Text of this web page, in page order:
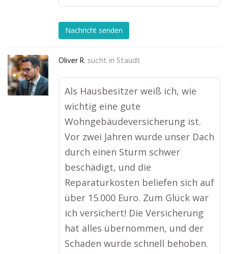
Nachricht senden
Oliver R. sucht in Staudt
Als Hausbesitzer weiß ich, wie
wichtig eine gute
Wohngebäudeversicherung ist.
Vor zwei Jahren wurde unser Dach
durch einen Sturm schwer
beschädigt, und die
Reparaturkosten beliefen sich auf
über 15.000 Euro. Zum Glück war
ich versichert! Die Versicherung
hat alles übernommen, und der
Schaden wurde schnell behoben.